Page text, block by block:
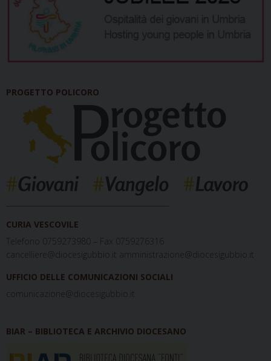
PROGETTO POLICORO
CURIA VESCOVILE
Telefono 0759273980 – Fax 0759276316
cancelliere@diocesigubbio.it amministrazione@diocesigubbio.it
UFFICIO DELLE COMUNICAZIONI SOCIALI
comunicazione@diocesigubbio.it
BIAR – BIBLIOTECA E ARCHIVIO DIOCESANO